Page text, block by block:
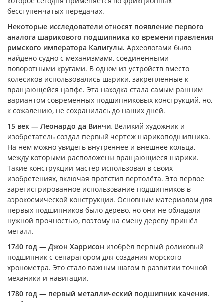
бесступенчатых передачах.
Некоторые исследователи относят появление первого
аналога шарикового подшипника ко времени правления
римского императора Калигулы. Археологами было
найдено судно с механизмами, соединёнными
поворотными кругами. В одном из устройств вместо
колёсиков использовались шарики, закреплённые к
вращающейся цапфе. Эта находка стала самым ранним
вариантом современных подшипниковых конструкций, но,
к сожалению, не сохранилась до наших дней.
15 век — Леонардо да Винчи. Великий художник и
изобретатель создал первый чертеж шарикоподшипника.
На нём можно увидеть внутреннее и внешнее кольца,
между которыми расположены вращающиеся шарики.
Такие конструкции мастер использовал в своих
изобретениях, включая прототип вертолёта. Это первое
зарегистрированное использование подшипников в
аэрокосмической конструкции. Основным материалом для
первых подшипников было дерево, но они не обладали
нужной прочностью, поэтому на смену дереву пришёл
металл.
1740 год — Джон Харрисон изобрёл первый роликовый
подшипник с сепаратором для создания морского
хронометра. Это стало важным шагом в развитии точной
механики и навигации.
1780 год — первый металлический подшипник качения.